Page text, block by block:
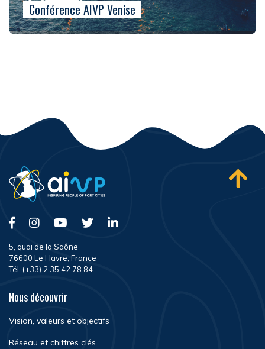
Conférence AIVP Venise
5, quai de la Saône
76600 Le Havre, France
Tél. (+33) 2 35 42 78 84
Nous découvrir
Vision, valeurs et objectifs
Réseau et chiffres clés